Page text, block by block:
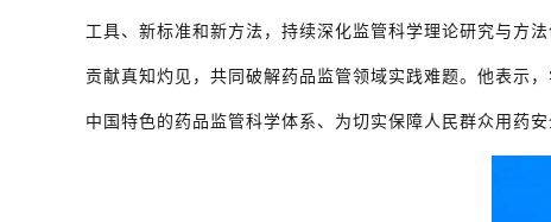
工具、新标准和新方法，持续深化监管科学理论研究与方
贡献真知灼见，共同破解药品监管领域实践难题。他表示
中国特色的药品监管科学体系、为切实保障人民群众用药安